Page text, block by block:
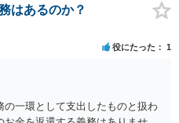
わないと思いますが、虚偽の内
しれません。 ただし、捜査におい
しなさいよ」程度の注意で済む
お金が無いのであれば、返せない
て支払うことを相手に告げてい
。
はあるのか？
役にたった 1
一環として支出したものと扱わ